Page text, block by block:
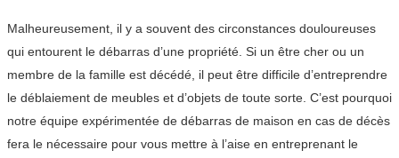
Malheureusement, il y a souvent des circonstances douloureuses
qui entourent le débarras d’une propriété. Si un être cher ou un
membre de la famille est décédé, il peut être difficile d’entreprendre
le déblaiement de meubles et d’objets de toute sorte. C’est pourquoi
notre équipe expérimentée de débarras de maison en cas de décès
fera le nécessaire pour vous mettre à l’aise en entreprenant le